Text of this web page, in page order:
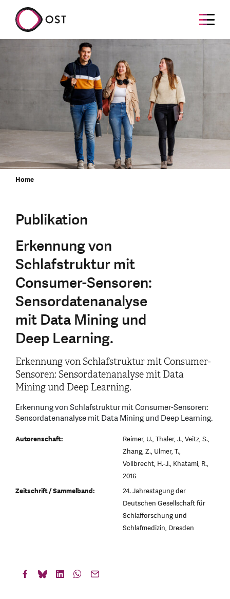
Home
Publikation
Erkennung von
Schlafstruktur mit
Consumer-Sensoren:
Sensordatenanalyse
mit Data Mining und
Deep Learning.
Erkennung von Schlafstruktur mit Consumer-
Sensoren: Sensordatenanalyse mit Data
Mining und Deep Learning.
Erkennung von Schlafstruktur mit Consumer-Sensoren:
Sensordatenanalyse mit Data Mining und Deep Learning.
Autorenschaft:
Reimer, U., Thaler, J., Veitz, S.,
Zhang, Z., Ulmer, T.,
Vollbrecht, H.-J., Khatami, R.,
2016
Zeitschrift / Sammelband:
24. Jahrestagung der
Deutschen Gesellschaft für
Schlafforschung und
Schlafmedizin, Dresden